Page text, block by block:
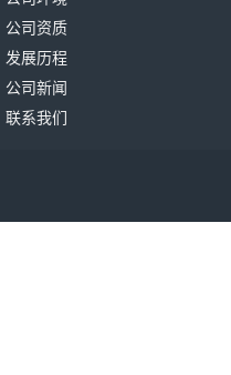
公司资质
发展历程
公司新闻
联系我们